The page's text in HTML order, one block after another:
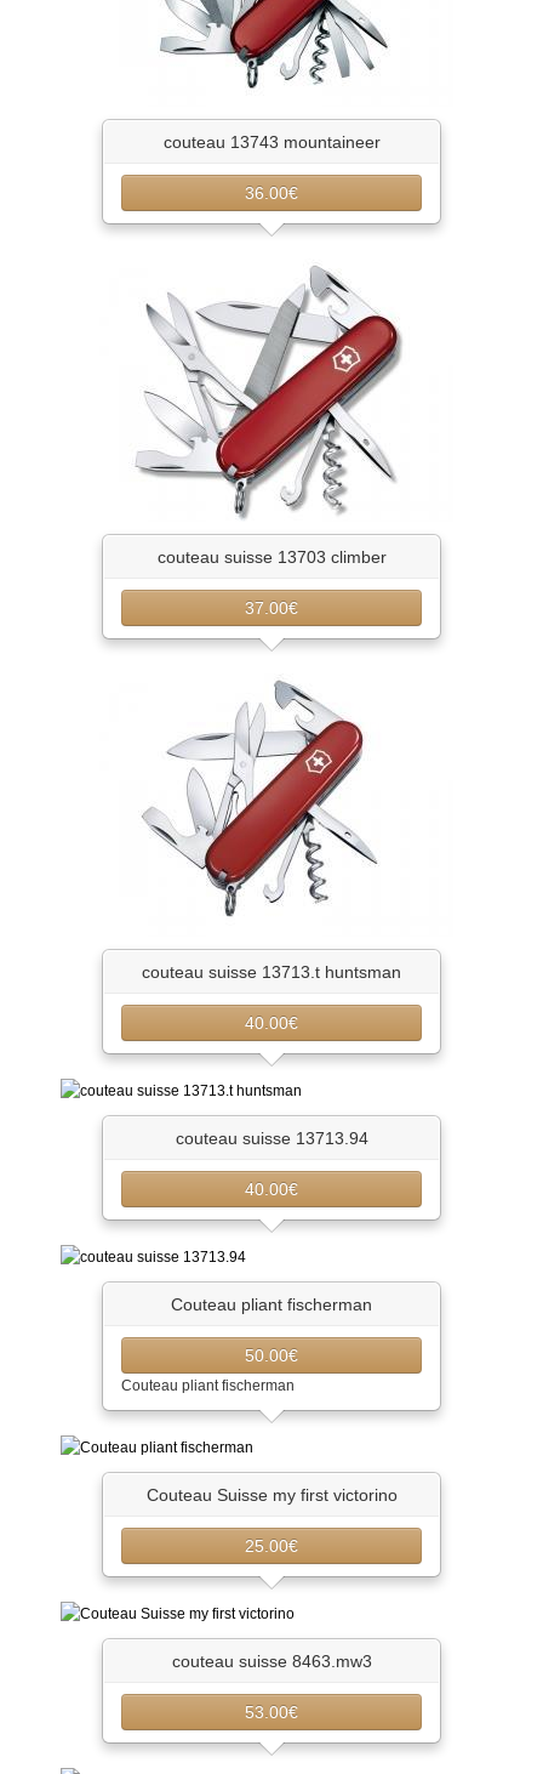
couteau 13743 mountaineer
36.00€
couteau suisse 13703 climber
37.00€
couteau suisse 13713.t huntsman
40.00€
couteau suisse 13713.94
40.00€
Couteau pliant fischerman
50.00€
Couteau pliant fischerman
Couteau Suisse my first victorino
25.00€
couteau suisse 8463.mw3
53.00€